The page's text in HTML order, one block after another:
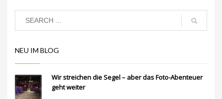
NEU IM BLOG
Wir streichen die Segel – aber das Foto-Abenteuer
geht weiter